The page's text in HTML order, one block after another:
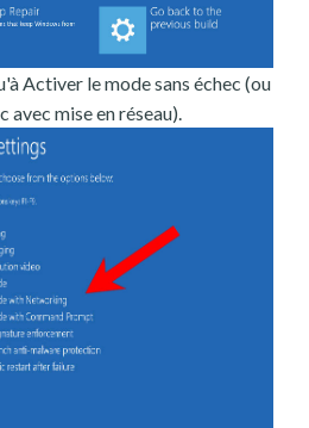
Activer le mode sans échec (ou
avec mise en réseau).